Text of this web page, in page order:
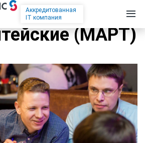
Аккредитованная
IT компания
(МАРТ)